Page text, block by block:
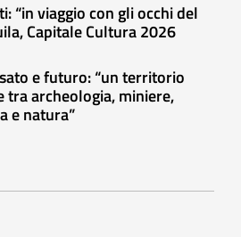
“in viaggio con gli occhi del
Capitale Cultura 2026
e futuro: “un territorio
archeologia, miniere,
e natura”